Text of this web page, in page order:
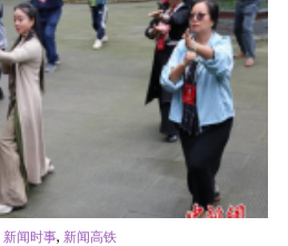
新闻时事, 新闻高铁